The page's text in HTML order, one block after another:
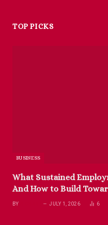
TOP PICKS
BUSINESS
What Sustained
And How to Build
BY JULY 1, 2026 6